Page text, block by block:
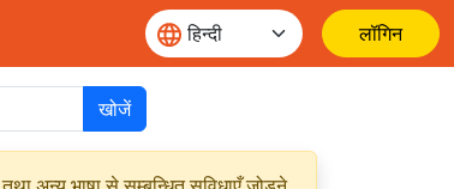
लॉगिन
खोजें